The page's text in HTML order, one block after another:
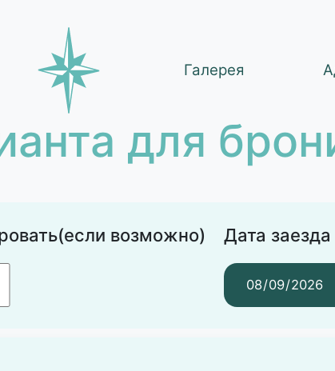
Галерея
для
возможно) Дата заезда